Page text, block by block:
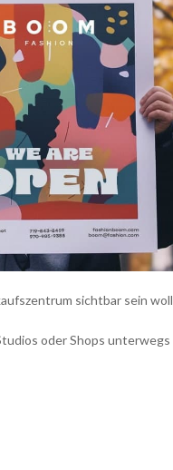
sichtbar sein
oder Shops